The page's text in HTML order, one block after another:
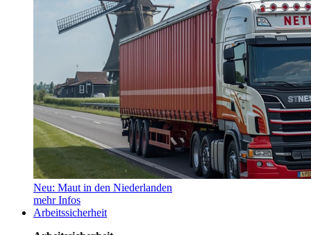
Neu: Maut in den Niederlanden
mehr Infos
Arbeitssicherheit